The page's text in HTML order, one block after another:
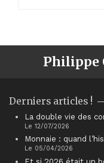
Philippe
Derniers articles !
La double vie des
Le 12/07/2026
Monnaie : quand
Le 05/04/2026